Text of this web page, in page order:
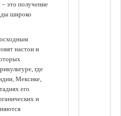
это получение
широко
настои и
где
Мексике,
его
и